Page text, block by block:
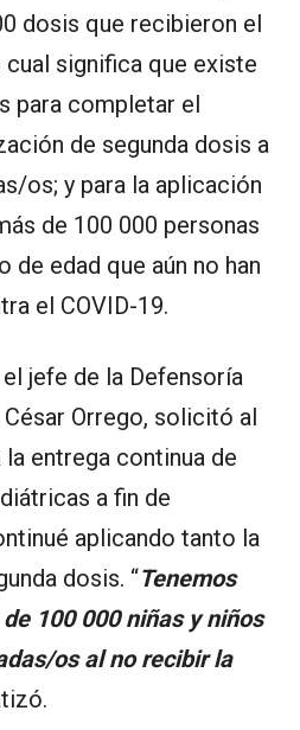
dosis que recibieron el
significa que existe
para completar el
de segunda dosis a
os; y para la aplicación
de 100 000 personas
de edad que aún no han
el COVID-19.
jefe de la Defensoría
Orrego, solicitó al
entrega continua de
a fin de
aplicando tanto la
dosis. “Tenemos
100 000 niñas y niños
os al no recibir la